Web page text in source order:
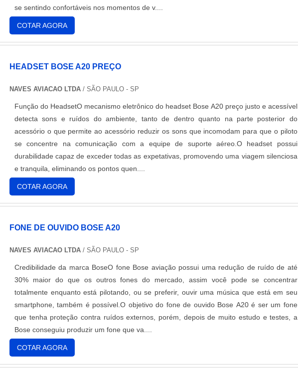
se sentindo confortáveis nos momentos de v....
COTAR AGORA
HEADSET BOSE A20 PREÇO
NAVES AVIACAO LTDA/ SÃO PAULO - SP
Função do HeadsetO mecanismo eletrônico do headset Bose A20 preço justo e acessível
detecta sons e ruídos do ambiente, tanto de dentro quanto na parte posterior do
acessório o que permite ao acessório reduzir os sons que incomodam para que o piloto
se concentre na comunicação com a equipe de suporte aéreo.O headset possui
durabilidade capaz de exceder todas as expetativas, promovendo uma viagem silenciosa
e tranquila, eliminando os pontos quen....
COTAR AGORA
FONE DE OUVIDO BOSE A20
NAVES AVIACAO LTDA/ SÃO PAULO - SP
Credibilidade da marca BoseO fone Bose aviação possui uma redução de ruído de até
30% maior do que os outros fones do mercado, assim você pode se concentrar
totalmente enquanto está pilotando, ou se preferir, ouvir uma música que está em seu
smartphone, também é possível.O objetivo do fone de ouvido Bose A20 é ser um fone
que tenha proteção contra ruídos externos, porém, depois de muito estudo e testes, a
Bose conseguiu produzir um fone que va....
COTAR AGORA